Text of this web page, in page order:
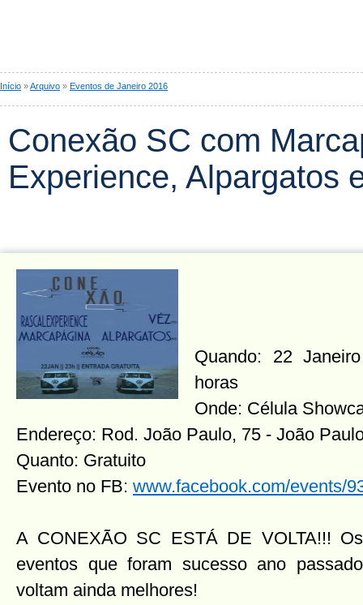
Início »Arquivo » Eventos de Janeiro 2016
Conexão SC com
Experience, Alpargatos
Quando: 22
horas
Onde: Célula
Endereço: Rod. João Paulo, 75 - João
Quanto: Gratuito
Evento no FB: www.facebook.com/events/
A CONEXÃO SC ESTÁ DE VOLTA!!! Os
eventos que foram sucesso ano passado
voltam ainda melhores!